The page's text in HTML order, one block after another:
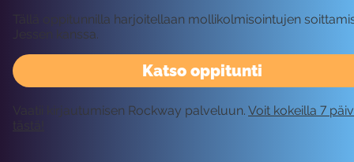
Katso oppitunti
Tällä oppitunnilla harjoitellaan mollikolmisointujen
Jessen kanssa.
Vaatii kirjautumisen Rockway palveluun. Voit kokeilla 7
tästä!